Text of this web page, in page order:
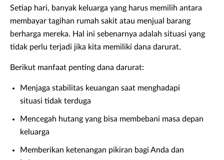
Setiap hari, banyak keluarga yang harus memilih antara
membayar tagihan rumah sakit atau menjual barang
berharga mereka. Hal ini sebenarnya adalah situasi yang
tidak perlu terjadi jika kita memiliki dana darurat.
Berikut manfaat penting dana darurat:
Menjaga stabilitas keuangan saat menghadapi
situasi tidak terduga
Mencegah hutang yang bisa membebani masa depan
keluarga
Memberikan ketenangan pikiran bagi Anda dan